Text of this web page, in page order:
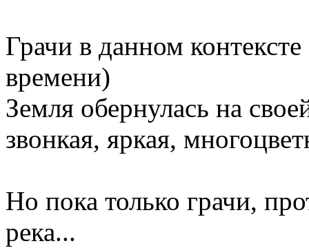
Грачи в данном
времени)
Земля обернулась на
звонкая, яркая,
Но пока только грачи,
река...